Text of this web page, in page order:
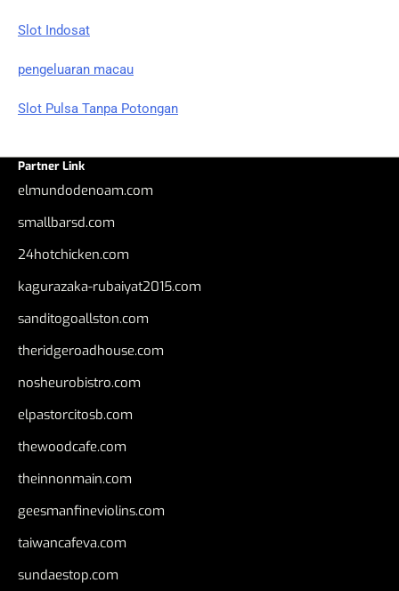
Slot Indosat
pengeluaran macau
Slot Pulsa Tanpa Potongan
Partner Link
elmundodenoam.com
smallbarsd.com
24hotchicken.com
kagurazaka-rubaiyat2015.com
sanditogoallston.com
theridgeroadhouse.com
nosheurobistro.com
elpastorcitosb.com
thewoodcafe.com
theinnonmain.com
geesmanfineviolins.com
taiwancafeva.com
sundaestop.com